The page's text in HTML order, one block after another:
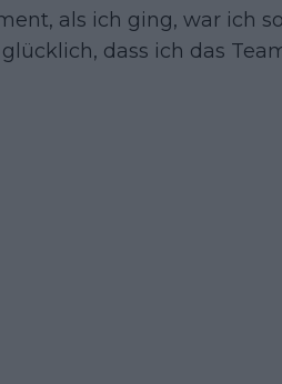
als ich ging, war ich
dass ich das